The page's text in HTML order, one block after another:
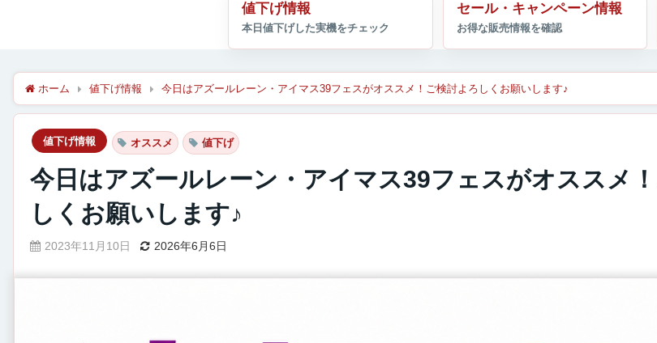
値下げ情報 セール・キャンペーン情報
ホーム 値下げ情報 今日はアズールレーン・アイマス39フェスがオススメ！ご検討よろしくお願いします♪
値下げ情報 オススメ 値下げ
今日はアズールレーン・アイマス39フェスがオススメ
しくお願いします♪
2023年11月10日 2026年6月6日